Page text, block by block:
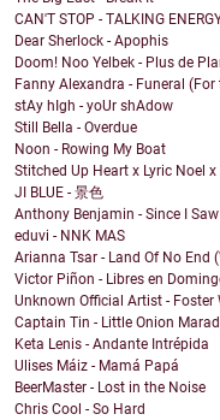
CAN'T STOP - TALKING
Dear Sherlock - Apophis
Doom! Noo Yelbek - Plus de
Fanny Alexandra - Funeral (For
stAy hIgh - yoUr shAdow
Still Bella - Overdue
Noon - Rowing My Boat
Stitched Up Heart x Lyric Noel x
JI BLUE - 景色
Anthony Benjamin - Since I
eduvi - NNK MAS
Arianna Tsar - Land Of No End
Victor Piñon - Libres en
Unknown Official Artist - Foster
Captain Tin - Little Onion
Keta Lenis - Andante Intrépida
Ulises Máiz - Mamá Papá
BeerMaster - Lost in the Noise
Chris Cool - So Hard